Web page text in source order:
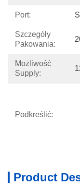
Port:
Szczegóły
Pakowania:
Możliwość
Supply:
Podkreślić:
Product